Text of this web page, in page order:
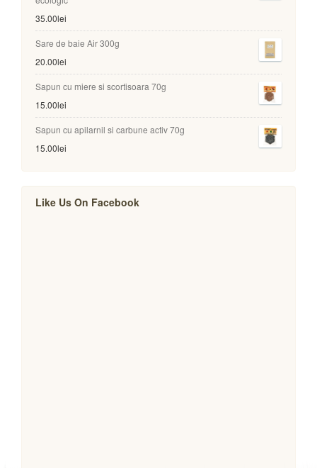
35.00lei
Sare de baie Air 300g
20.00lei
Sapun cu miere si scortisoara 70g
15.00lei
Sapun cu apilarnil si carbune activ 70g
15.00lei
Like Us On Facebook